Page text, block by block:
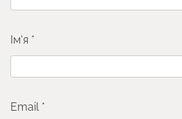
Ім'я *
Email *